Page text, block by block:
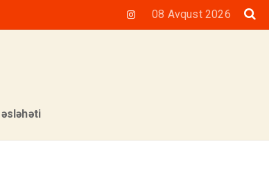
08 Avqust 2026